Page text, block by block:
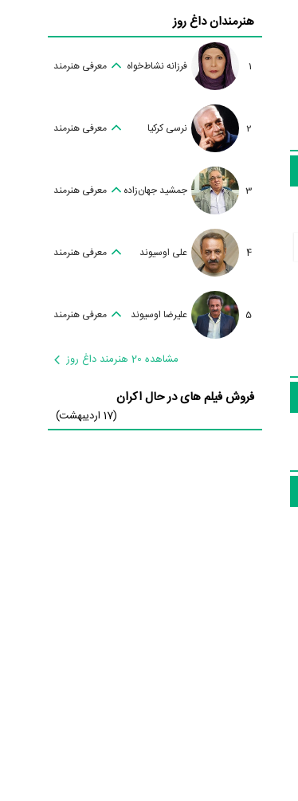
هنرمندان داغ روز
1 فرزانه نشاط‌خواه معرفی هنرمند
2 نرسی کرکیا معرفی هنرمند
3 جمشید جهان‌زاده معرفی هنرمند
4 علی اوسیوند معرفی هنرمند
5 علیرضا اوسیوند معرفی هنرمند
مشاهده 20 هنرمند داغ روز
فروش فیلم های در حال اکران
(17 اردیبهشت)